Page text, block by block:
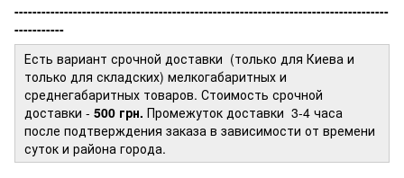
-----------------------------------------------------------------------------------
-----------
Есть вариант срочной доставки (только для Киева и
только для складских) мелкогабаритных и
среднегабаритных товаров. Стоимость срочной
доставки - 500 грн. Промежуток доставки 3-4 часа
после подтверждения заказа в зависимости от времени
суток и района города.